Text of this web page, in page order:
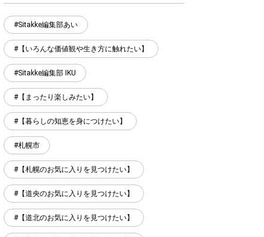
Sitakke編集部あい
【いろんな価値観や生き方に触れたい】
Sitakke編集部 IKU
【まったり楽しみたい】
【暮らしの知恵を身につけたい】
札幌市
【札幌のお気に入りを見つけたい】
【道央のお気に入りを見つけたい】
【道北のお気に入りを見つけたい】